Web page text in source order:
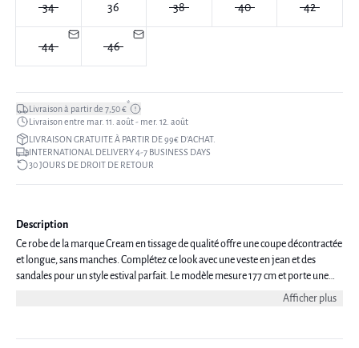
34 36 38 40 42
44 46
Livraison à partir de 7,50 €*
Livraison entre mar. 11. août - mer. 12. août
LIVRAISON GRATUITE À PARTIR DE 99€ D’ACHAT.
INTERNATIONAL DELIVERY 4-7 BUSINESS DAYS
30 JOURS DE DROIT DE RETOUR
Description
Ce robe de la marque Cream en tissage de qualité offre une coupe décontractée
et longue, sans manches. Complétez ce look avec une veste en jean et des
sandales pour un style estival parfait. Le modèle mesure 177 cm et porte une
Afficher plus